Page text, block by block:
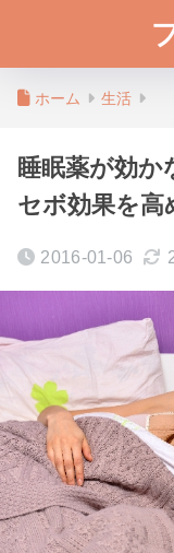
ホーム 生活
睡眠薬が効か
セボ効果を高
2016-01-06